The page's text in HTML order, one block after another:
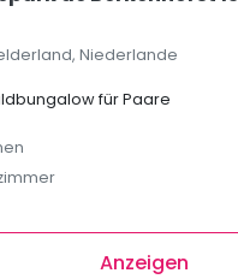
Niederlande
für Paare
Anzeigen